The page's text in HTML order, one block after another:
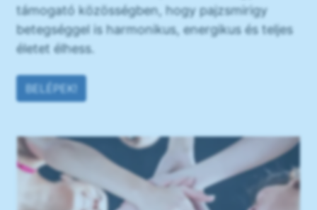
támogató közösségben, hogy pajzsmirigy
betegséggel is harmonikus, energikus és teljes
életet élhess.
BELÉPEK!